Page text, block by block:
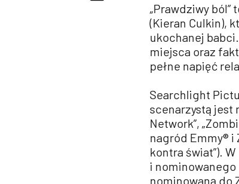
„Prawdziwy
(Kieran Culkin),
ukochanej
miejsca oraz
pełne napięć
Searchlight
scenarzystą jest
Network”,
nagród Emmy® i
kontra świat”).
i nominowanego
nominowaną do